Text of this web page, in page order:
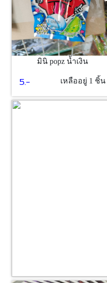
มินิ popz น้ำเงิน
5.- เหลืออยู่ 1 ชิ้น